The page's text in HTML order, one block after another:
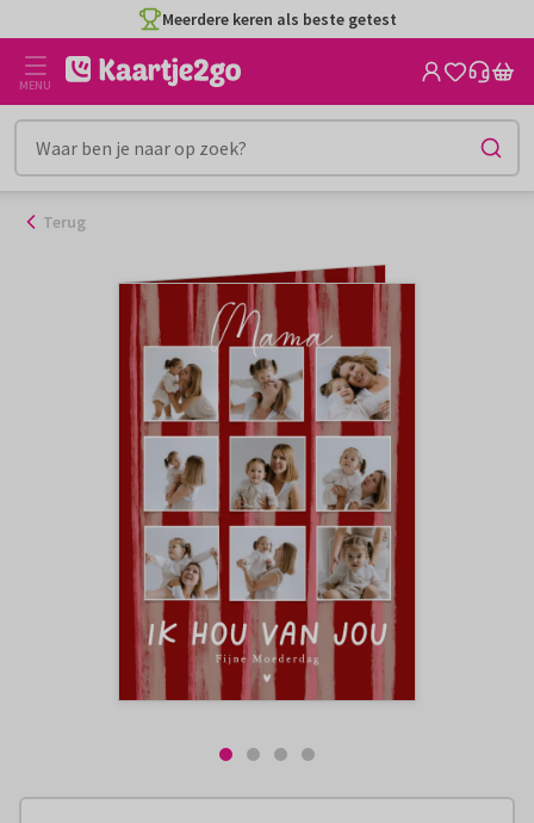
naar
inhoud
Meerdere keren als beste getest
MENU
Terug